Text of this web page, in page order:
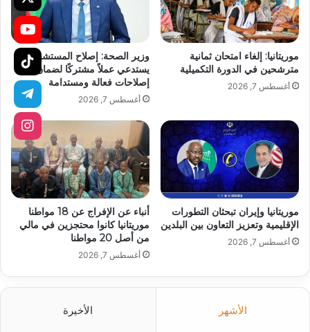
موريتانيا: إلغاء امتحان ثمانية
مترشحين في الدورة التكميلية
أغسطس 7, 2026
وزير الصحة: إصلاح المستشفيات
يستدعي عملاً مشتركًا لضمان تنفيذ
إصلاحات فعالة ومستدامة
أغسطس 7, 2026
موريتانيا وإيران تبحثان التطورات
الإقليمية وتعزيز التعاون بين البلدين
أغسطس 7, 2026
أنباء عن الإفراج عن 18 مواطنا
موريتانيا كانوا محتجزين في مالي
من أصل 20 مواطنا
أغسطس 7, 2026
الأشهر الأخيرة